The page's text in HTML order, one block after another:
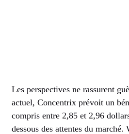
Les perspectives ne rassurent
actuel, Concentrix prévoit un
compris entre 2,85 et 2,96
dessous des attentes du marché.